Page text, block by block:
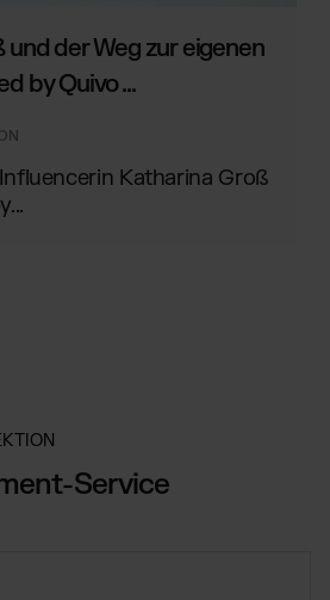
und der Weg zur eigenen
by Quivo ...
Katharina Groß
Service